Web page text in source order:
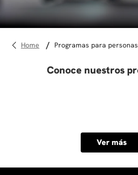
derecho
programas para personas
Conoce nuestros
Ver más